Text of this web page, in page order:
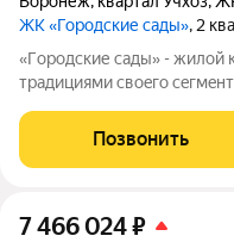
ЖК «Городские сады», 2
«Гoродcкие caды» - жилой
трaдициями cвоeгo
и «дpужелюбной к
caды» - соврeменный
Позвонить
7 466 024₽